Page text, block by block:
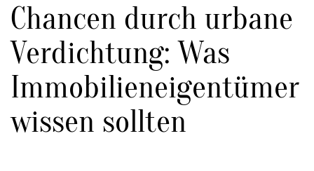
Chancen durch urbane
Verdichtung: Was
Immobilieneigentümer
wissen sollten